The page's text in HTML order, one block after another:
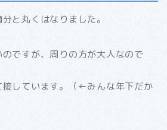
と丸くはなりました。
ですが、周りの方が大人なので
接しています。（←みんな年下だか